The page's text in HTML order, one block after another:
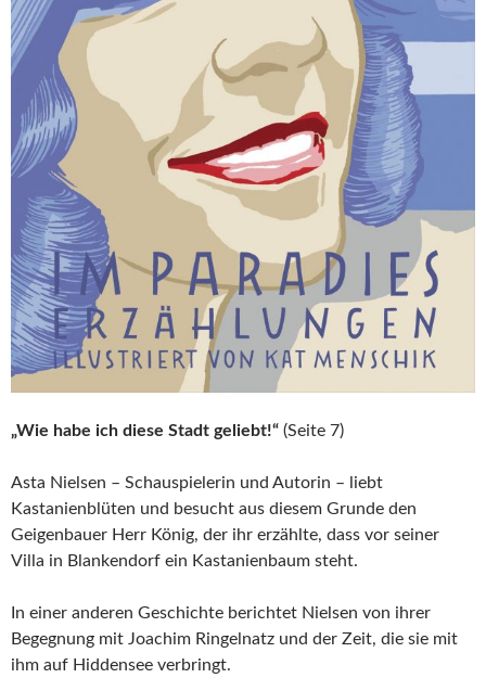
„Wie habe ich diese Stadt geliebt!“ (Seite 7)
Asta Nielsen – Schauspielerin und Autorin – liebt
Kastanienblüten und besucht aus diesem Grunde den
Geigenbauer Herr König, der ihr erzählte, dass vor seiner
Villa in Blankendorf ein Kastanienbaum steht.
In einer anderen Geschichte berichtet Nielsen von ihrer
Begegnung mit Joachim Ringelnatz und der Zeit, die sie mit
ihm auf Hiddensee verbringt.